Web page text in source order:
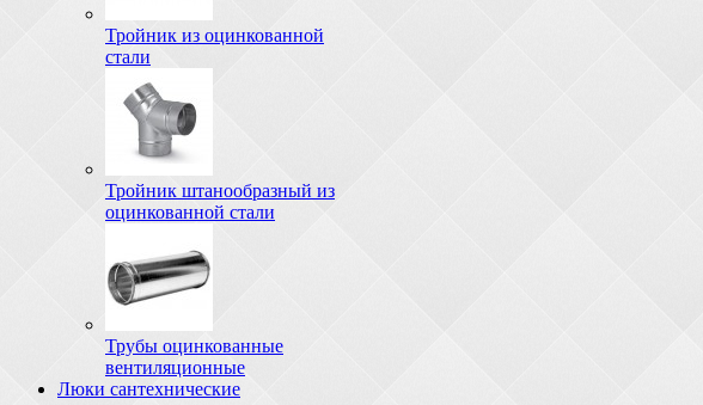
Тройник из оцинкованной
стали
Тройник штанообразный из
оцинкованной стали
Трубы оцинкованные
вентиляционные
Люки сантехнические